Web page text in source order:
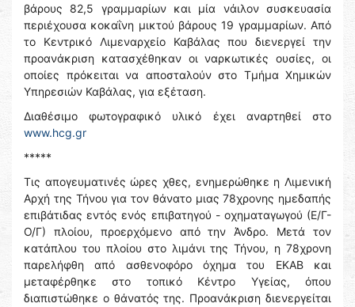
βάρους 82,5 γραμμαρίων και μία νάιλον συσκευασία
περιέχουσα κοκαΐνη μικτού βάρους 19 γραμμαρίων. Από
το Κεντρικό Λιμεναρχείο Καβάλας που διενεργεί την
προανάκριση κατασχέθηκαν οι ναρκωτικές ουσίες, οι
οποίες πρόκειται να αποσταλούν στο Τμήμα Χημικών
Υπηρεσιών Καβάλας, για εξέταση.
Διαθέσιμο φωτογραφικό υλικό έχει αναρτηθεί στο
www.hcg.gr
*****
Τις απογευματινές ώρες χθες, ενημερώθηκε η Λιμενική
Αρχή της Τήνου για τον θάνατο μιας 78χρονης ημεδαπής
επιβάτιδας εντός ενός επιβατηγού - οχηματαγωγού (Ε/Γ-
Ο/Γ) πλοίου, προερχόμενο από την Άνδρο. Μετά τον
κατάπλου του πλοίου στο λιμάνι της Τήνου, η 78χρονη
παρελήφθη από ασθενοφόρο όχημα του ΕΚΑΒ και
μεταφέρθηκε στο τοπικό Κέντρο Υγείας, όπου
διαπιστώθηκε ο θάνατός της. Προανάκριση διενεργείται